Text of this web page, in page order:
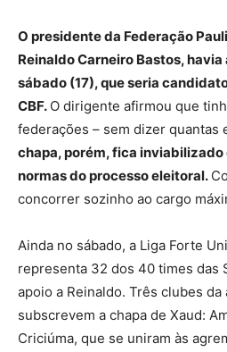
O presidente da Federação
Reinaldo Carneiro Bastos,
sábado (17), que seria
CBF. O dirigente afirmou que
federações – sem dizer quantas
chapa, porém, fica
normas do processo eleitoral.
concorrer sozinho ao cargo
Ainda no sábado, a Liga Forte
representa 32 dos 40 times das
apoio a Reinaldo. Três clubes
subscrevem a chapa de Xaud:
Criciúma, que se uniram às